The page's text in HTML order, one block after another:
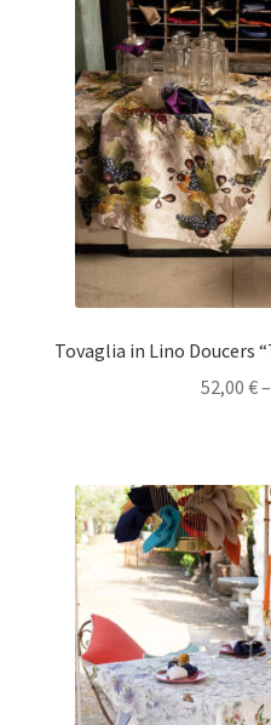
Tovaglia in Lino Doucers
52,00 €–